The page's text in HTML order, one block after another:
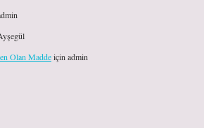
Olan Maddeiçin admin